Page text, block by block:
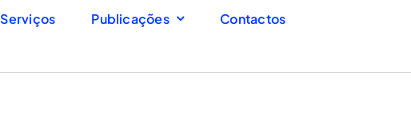
Serviços Publicações Contactos